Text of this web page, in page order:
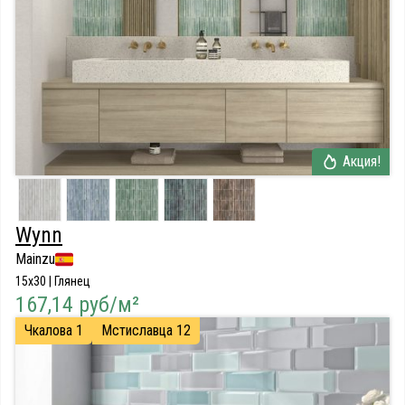
Акция!
Wynn
Mainzu
15x30 | Глянец
167,14 руб/м²
Чкалова 1 Мстиславца 12